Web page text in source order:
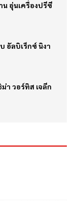
น อุ่นเครื่องปรีซี
อัลบิเร็กซ์ นิงา
า วอร์ทิส เจลีก